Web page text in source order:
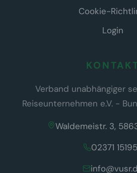
Cookie-
Login
Verband unabhängiger
Reiseunternehmen e.V. -
Waldemeistr. 3,
02371